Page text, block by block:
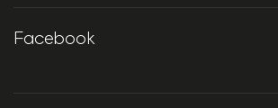
Facebook